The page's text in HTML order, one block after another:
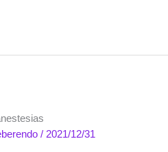
/ 2021/12/31